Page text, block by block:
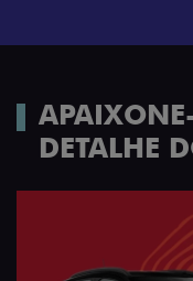
DETALHE